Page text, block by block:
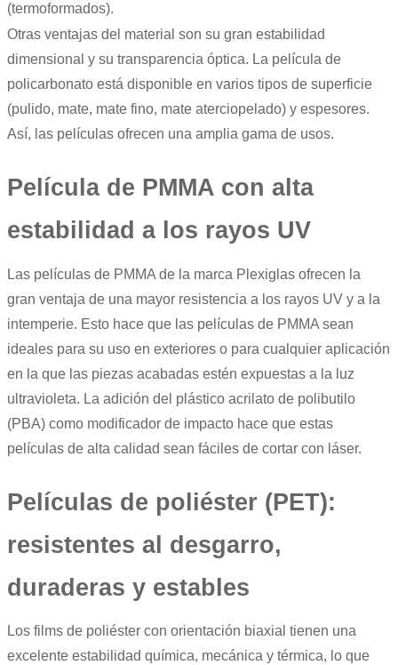
(termoformados).
Otras ventajas del material son su gran estabilidad
dimensional y su transparencia óptica. La película de
policarbonato está disponible en varios tipos de superficie
(pulido, mate, mate fino, mate aterciopelado) y espesores.
Así, las películas ofrecen una amplia gama de usos.
Película de PMMA con alta
estabilidad a los rayos UV
Las películas de PMMA de la marca Plexiglas ofrecen la
gran ventaja de una mayor resistencia a los rayos UV y a la
intemperie. Esto hace que las películas de PMMA sean
ideales para su uso en exteriores o para cualquier aplicación
en la que las piezas acabadas estén expuestas a la luz
ultravioleta. La adición del plástico acrilato de polibutilo
(PBA) como modificador de impacto hace que estas
películas de alta calidad sean fáciles de cortar con láser.
Películas de poliéster (PET):
resistentes al desgarro,
duraderas y estables
Los films de poliéster con orientación biaxial tienen una
excelente estabilidad química, mecánica y térmica, lo que